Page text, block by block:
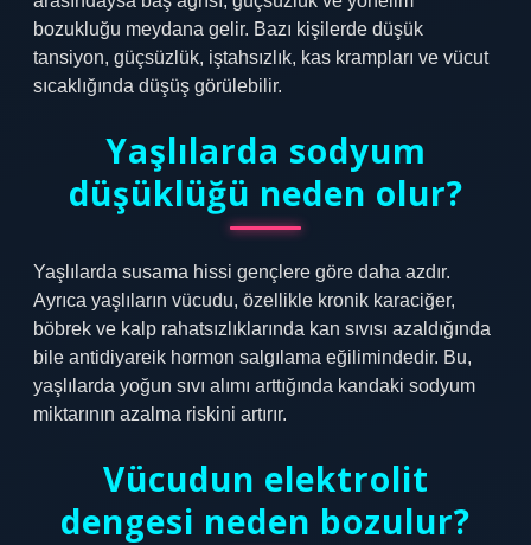
bozukluğu meydana gelir. Bazı kişilerde düşük
tansiyon, güçsüzlük, iştahsızlık, kas krampları ve vücut
sıcaklığında düşüş görülebilir.
Yaşlılarda sodyum
düşüklüğü neden olur?
Yaşlılarda susama hissi gençlere göre daha azdır.
Ayrıca yaşlıların vücudu, özellikle kronik karaciğer,
böbrek ve kalp rahatsızlıklarında kan sıvısı azaldığında
bile antidiyareik hormon salgılama eğilimindedir. Bu,
yaşlılarda yoğun sıvı alımı arttığında kandaki sodyum
miktarının azalma riskini artırır.
Vücudun elektrolit
dengesi neden bozulur?